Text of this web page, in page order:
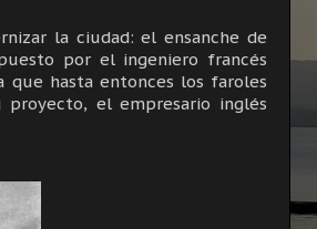
la ciudad: el ensanche de
por el ingeniero francés
que hasta entonces los faroles
el empresario inglés